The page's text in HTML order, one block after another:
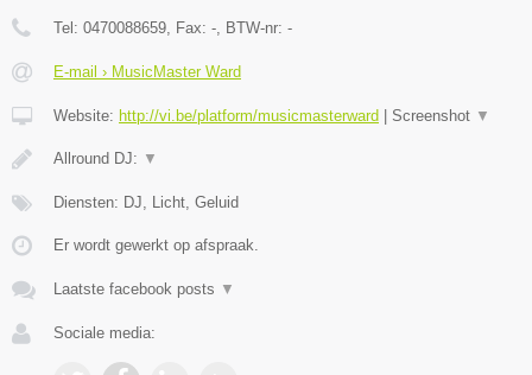
Tel: 0470088659 , Fax: - , BTW-nr: -
E-mail › MusicMaster Ward
Website: http://vi.be/platform/musicmasterward Screenshot ▼
Allround DJ: ▼
Diensten: DJ, Licht, Geluid
Er wordt gewerkt op afspraak.
Laatste facebook posts ▼
Sociale media: